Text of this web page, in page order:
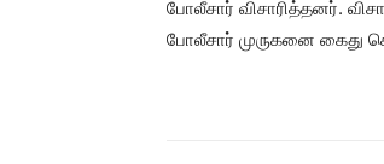
போலீசார் விசாரித்தனர்.
போலீசார் முருகனை கைது